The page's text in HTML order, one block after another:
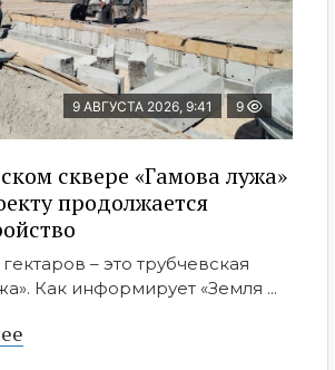
9 АВГУСТА 2026, 9:41 9
сквере «Гамова лужа»
продолжается
– это трубчевская
Как информирует «Земля ...